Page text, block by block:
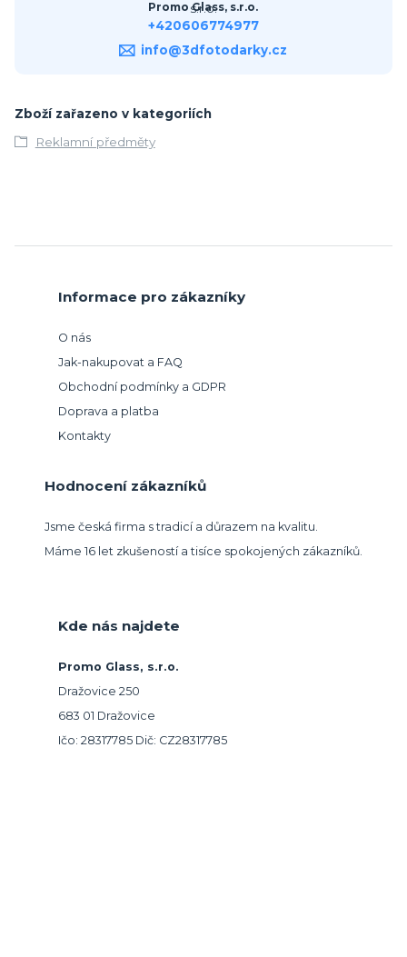
Promo Glass, s.r.o.
+420606774977
info@3dfotodarky.cz
Zboží zařazeno v kategoriích
Reklamní předměty
Informace pro zákazníky
O nás
Jak-nakupovat a FAQ
Obchodní podmínky a GDPR
Doprava a platba
Kontakty
Hodnocení zákazníků
Jsme česká firma s tradicí a důrazem na kvalitu.
Máme 16 let zkušeností a tisíce spokojených zákazníků.
Kde nás najdete
Promo Glass, s.r.o.
Dražovice 250
683 01 Dražovice
Ičo: 28317785 Dič: CZ28317785